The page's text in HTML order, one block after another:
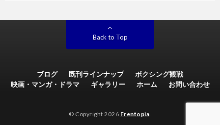
Back to Top
ブログ 既刊ラインナップ
ボクシング観戦
映画・マンガ・ドラマ
ギャラリー ホーム お問い合わせ
© Copyright 2026 Frentopia.